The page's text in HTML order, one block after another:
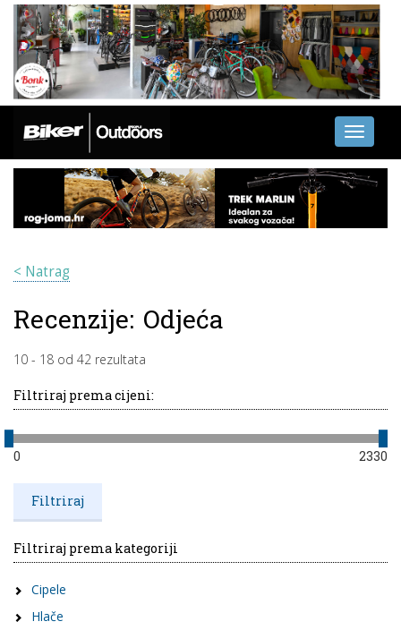
Toggle
< Natrag
Recenzije: Odjeća
10 - 18 od 42 rezultata
Filtriraj prema cijeni:
0 2330
Filtriraj prema kategoriji
Cipele
Hlače